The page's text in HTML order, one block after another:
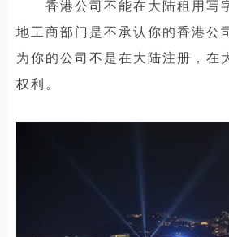
香港公司不能在大陆租用写
地工商部门是不承认你的香港公
为你的公司不是在大陆注册，在
权利。